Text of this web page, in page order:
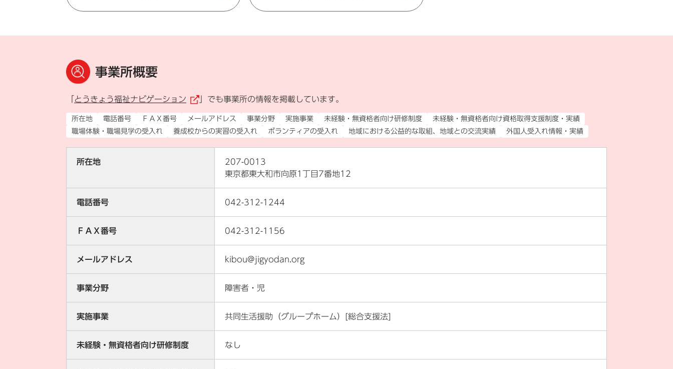
事業所概要
とうきょう福祉ナビゲーション （外部リンク）
」でも事業所の情報を掲載しています。
所在地 電話番号 ＦＡＸ番号 メールアドレス 事業分野 実施事業 未経験・無資格者向け研修制度
未経験・無資格者向け資格取得支援制度・実績
職場体験・職場見学の受入れ
養成校からの実習の受入れ ボランティアの受入れ 地域における公益的な取組、地域との交流実績 外国人受入れ情報・実績
所在地
207-0013
東京都東大和市向原1丁目7番地12
電話番号 042-312-1244
ＦＡＸ番号 042-312-1156
メールアドレス kibou@jigyodan.org
事業分野 障害者・児
実施事業 共同生活援助（グループホーム）[総合支援法]
未経験・無資格者向け研修制度 なし